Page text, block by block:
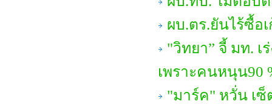
ผบ.ตร.ยันไร้ซื้อ
"วิทยา” จี้ มท.
เพราะคนหนุน90
"มาร์ค" หวั่น เ